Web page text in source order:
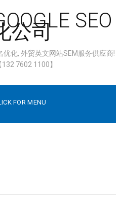
SEO
公司
优化, 外贸英文网站SEM服务供应商!
7602 1100】
FOR MENU